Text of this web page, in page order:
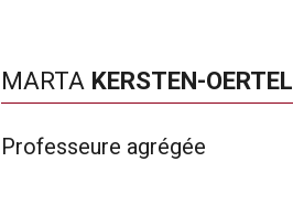
MARTA KERSTEN-OERTEL
Professeure agrégée